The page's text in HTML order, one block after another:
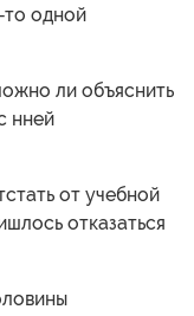
то одной
ли объяснить
нней
от учебной
отказаться